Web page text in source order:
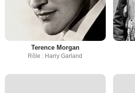
Terence Morgan
Rôle : Harry Garland